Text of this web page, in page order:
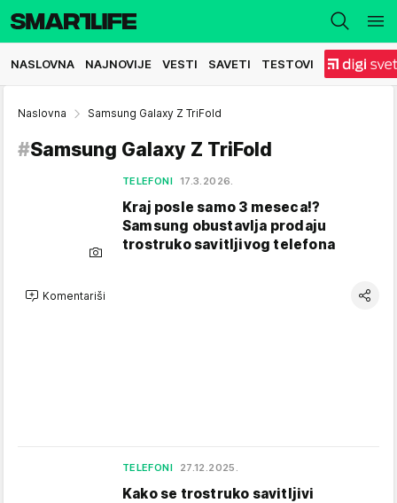
NASLOVNA NAJNOVIJE VESTI SAVETI TESTOVI
Naslovna Samsung Galaxy Z TriFold
#Samsung Galaxy Z TriFold
TELEFONI 17.3.2026.
Kraj posle samo 3 meseca!?
Samsung obustavlja prodaju
trostruko savitljivog telefona
Komentariši
TELEFONI 27.12.2025.
Kako se trostruko savitljivi